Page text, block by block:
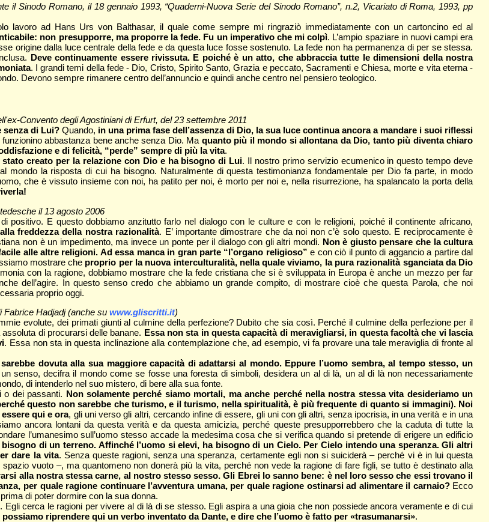
il Sinodo Romano, il 18 gennaio 1993, “Quaderni-Nuova Serie del Sinodo Romano”, n.2, Vicariato di Roma, 1993, pp
lavoro ad Hans Urs von Balthasar, il quale come sempre mi ringraziò immediatamente con un cartoncino ed al
non presupporre, ma proporre la fede. Fu un imperativo che mi colpì. L’ampio spaziare in nuovi campi era
origine dalla luce centrale della fede e da questa luce fosse sostenuto. La fede non ha permanenza di per se stessa.
Deve continuamente essere rivissuta. E poiché è un atto, che abbraccia tutte le dimensioni della nostra
. I grandi temi della fede - Dio, Cristo, Spirito Santo, Grazia e peccato, Sacramenti e Chiesa, morte e vita eterna -
Devono sempre rimanere centro dell’annuncio e quindi anche centro nel pensiero teologico.
Convento degli Agostiniani di Erfurt, del 23 settembre 2011
senza di Lui?Quando, in una prima fase dell’assenza di Dio, la sua luce continua ancora a mandare i suoi riflessi
abbastanza bene anche senza Dio. Ma quanto più il mondo si allontana da Dio, tanto più diventa chiaro
e di felicità, “perde” sempre di più la vita.
creato per la relazione con Dio e ha bisogno di Lui. Il nostro primo servizio ecumenico in questo tempo deve
la risposta di cui ha bisogno. Naturalmente di questa testimonianza fondamentale per Dio fa parte, in modo
che è vissuto insieme con noi, ha patito per noi, è morto per noi e, nella risurrezione, ha spalancato la porta della
il 13 agosto 2006
E questo dobbiamo anzitutto farlo nel dialogo con le culture e con le religioni, poiché il continente africano,
freddezza della nostra razionalità. E’ importante dimostrare che da noi non c’è solo questo. E reciprocamente è
non è un impedimento, ma invece un ponte per il dialogo con gli altri mondi. Non è giusto pensare che la cultura
alle altre religioni. Ad essa manca in gran parte “l’organo religioso” e con ciò il punto di aggancio a partire dal
mostrare che proprio per la nuova interculturalità, nella quale viviamo, la pura razionalità sganciata da Dio
con la ragione, dobbiamo mostrare che la fede cristiana che si è sviluppata in Europa è anche un mezzo per far
dell’agire. In questo senso credo che abbiamo un grande compito, di mostrare cioè che questa Parola, che noi
proprio oggi.
Fabrice Hadjadj (anche su www.gliscritti.it)
evolute, dei primati giunti al culmine della perfezione? Dubito che sia così. Perché il culmine della perfezione per il
di procurarsi delle banane. Essa non sta in questa capacità di meravigliarsi, in questa facoltà che vi lascia
. Essa non sta in questa inclinazione alla contemplazione che, ad esempio, vi fa provare una tale meraviglia di fronte al
dovuta alla sua maggiore capacità di adattarsi al mondo. Eppure l’uomo sembra, al tempo stesso, un
senso, decifra il mondo come se fosse una foresta di simboli, desidera un al di là, un al di là non necessariamente
di intenderlo nel suo mistero, di bere alla sua fonte.
o dei passanti. Non solamente perché siamo mortali, ma anche perché nella nostra stessa vita desideriamo un
questo non sarebbe che turismo, e il turismo, nella spiritualità, è più frequente di quanto si immagini). Noi
qui e ora, gli uni verso gli altri, cercando infine di essere, gli uni con gli altri, senza ipocrisia, in una verità e in una
ancora lontani da questa verità e da questa amicizia, perché queste presupporrebbero che la caduta di tutte la
l’umanesimo sull’uomo stesso accade la medesima cosa che si verifica quando si pretende di erigere un edificio
bisogno di un terreno. Affinché l’uomo si elevi, ha bisogno di un Cielo. Per Cielo intendo una speranza. Gli altri
dare la vita. Senza queste ragioni, senza una speranza, certamente egli non si suiciderà – perché vi è in lui questa
vuoto –, ma quantomeno non donerà più la vita, perché non vede la ragione di fare figli, se tutto è destinato alla
alla nostra stessa carne, al nostro stesso sesso. Gli Ebrei lo sanno bene: è nel loro sesso che essi trovano il
per quale ragione continuare l’avventura umana, per quale ragione ostinarsi ad alimentare il carnaio?Ecco
di poter dormire con la sua donna.
Egli cerca le ragioni per vivere al di là di se stesso. Egli aspira a una gioia che non possiede ancora veramente e di cui
possiamo riprendere qui un verbo inventato da Dante, e dire che l’uomo è fatto per «trasumanarsi».